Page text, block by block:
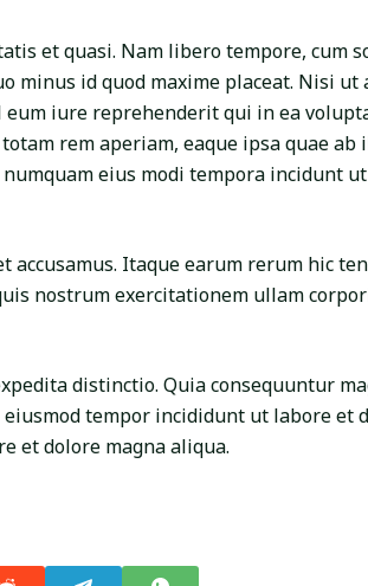
et quasi. Nam libero tempore, cum
minus id quod maxime placeat. Nisi ut
eum iure reprehenderit qui in ea
rem aperiam, eaque ipsa quae ab
eius modi tempora incidunt
accusamus. Itaque earum rerum hic
nostrum exercitationem ullam
distinctio. Quia consequuntur
tempor incididunt ut labore et
et dolore magna aliqua.